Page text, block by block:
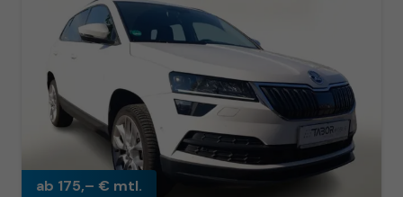
ab 175,– € mtl.